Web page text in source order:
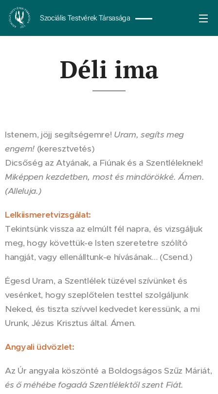
Szociális Testvérek Társasága
Déli ima
Istenem, jöjj segítségemre! Uram, segíts meg
engem! (keresztvetés)
Dicsőség az Atyának, a Fiúnak és a Szentléleknek!
Miképpen kezdetben, most és mindörökké. Ámen.
(Alleluja.)
Lelkiismeretvizsgálat:
Tekintsünk vissza az elmúlt fél napra, és vizsgáljuk
meg, hogy követtük-e Isten szeretetre szólító
hangját, vagy ellenálltunk-e hívásának… (Csend.)
Égesd Uram, a Szentlélek tüzével szívünket és
vesénket, hogy szeplőtelen testtel szolgáljunk
Neked, és tiszta szívvel kedvedet keressünk, a mi
Urunk, Jézus Krisztus által. Ámen.
Angyali üdvözlet:
Az Úr angyala köszönté a Boldogságos Szűz Máriát,
és ő méhébe fogadá Szentlélektől szent Fiát.